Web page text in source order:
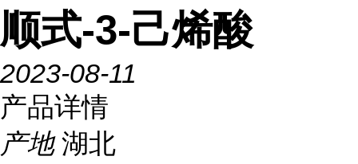
顺式-3-己烯酸
2023-08-11
产品详情
产地 湖北